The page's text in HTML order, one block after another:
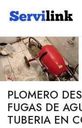
PLOMERO
FUGAS DE
TUBERIA EN